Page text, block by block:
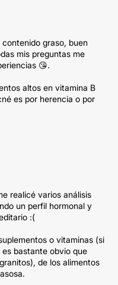
graso, buen
mis preguntas me
😘.
altos en vitamina B
es por herencia o por
realicé varios análisis
un perfil hormonal y
:(
o vitaminas (si
bastante obvio que
de los alimentos